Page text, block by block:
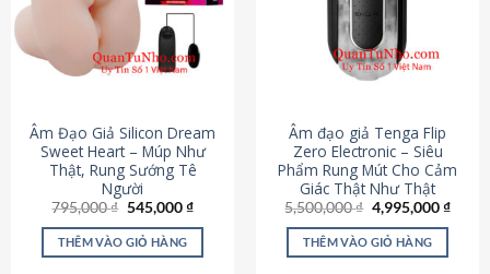
Âm Đạo Giả Silicon Dream
Sweet Heart – Múp Như
Thật, Rung Sướng Tê
Người
795,000₫ Giá
là:
795,000 ₫.
545,000₫Giá
tại
545,000 ₫.
THÊM VÀO GIỎ HÀNG
Âm đạo giả Tenga Flip
Zero Electronic – Siêu
Phẩm Rung Mút Cho Cảm
Giác Thật Như Thật
5,500,000₫ Giá
gốc
là:
5,500,000 ₫.
4,995,000₫Giá
THÊM VÀO GIỎ HÀNG